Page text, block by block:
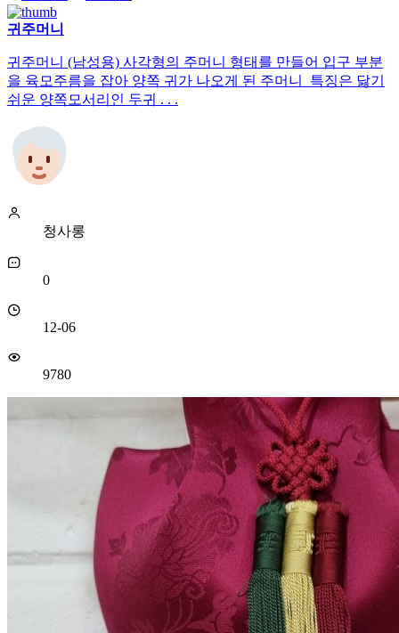
록
귀주머니
귀주머니 (남성용) 사각형의 주머니 형태를 만들어 입구 부분
을 육모주름을 잡아 양쪽 귀가 나오게 된 주머니 특징은 닳기
쉬운 양쪽모서리인 두귀 . . .
청사롱
0
12-06
9780